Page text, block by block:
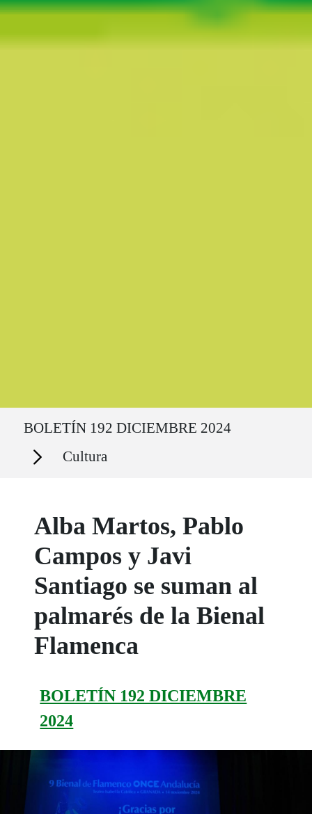
BOLETÍN 192 DICIEMBRE 2024
Secciones Cultura
Alba Martos, Pablo
Campos y Javi
Santiago se suman al
palmarés de la Bienal
Flamenca
BOLETÍN 192 DICIEMBRE
2024